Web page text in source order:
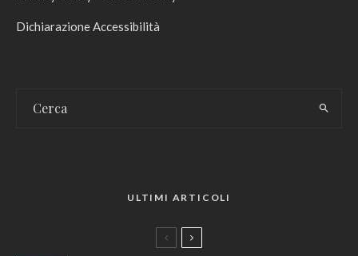
Dichiarazione Accessibilità
ULTIMI ARTICOLI